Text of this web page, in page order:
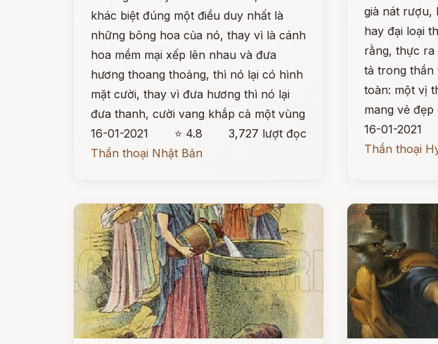
khác biệt đúng một điều duy nhất là
những bông hoa của nó, thay vì là cánh
hoa mềm mại xếp lên nhau và đưa
hương thoang thoảng, thì nó lại có hình
mặt cười, thay vì đưa hương thì nó lại
đưa thanh, cười vang khắp cả một vùng
16-01-2021
⭐ 4.8
3,727 lượt đọc
Thần thoại Nhật Bản
già nát rượu,
hay đại loại
rằng, thực ra
tả trong thần
toàn: một vị
mang vẻ đẹp
16-01-2021
Thần thoại